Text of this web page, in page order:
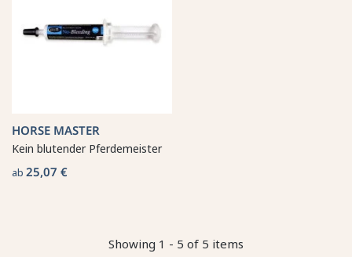
HORSE MASTER
Kein blutender Pferdemeister
ab 25,07 €
Showing 1 - 5 of 5 items